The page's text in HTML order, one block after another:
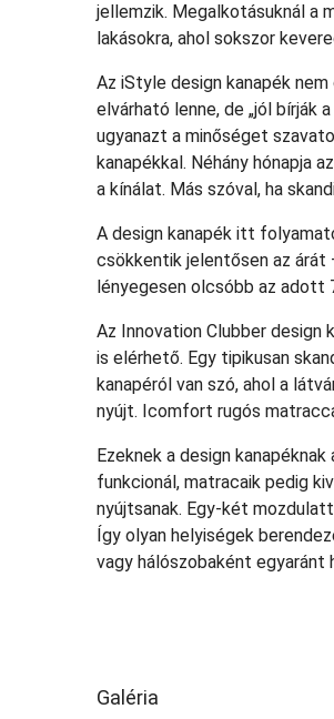
jellemzik. Megalkotásuknál a
lakásokra, ahol sokszor
Az iStyle design kanapék
elvárható lenne, de „jól bírják
ugyanazt a minőséget
kanapékkal. Néhány hónapja
a kínálat. Más szóval, ha
A design kanapék itt
csökkentik jelentősen az árát
lényegesen olcsóbb az adott
Az Innovation Clubber design
is elérhető. Egy tipikusan
kanapéról van szó, ahol a
nyújt. Icomfort rugós
Ezeknek a design
funkcionál, matracaik pedig
nyújtsanak. Egy-két
Így olyan helyiségek
vagy hálószobaként egyaránt
Galéria